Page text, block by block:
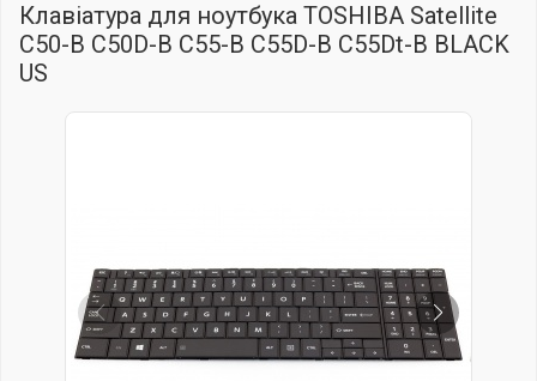
Клавіатура для ноутбука TOSHIBA Satellite
C50-B C50D-B C55-B C55D-B C55Dt-B BLACK
US